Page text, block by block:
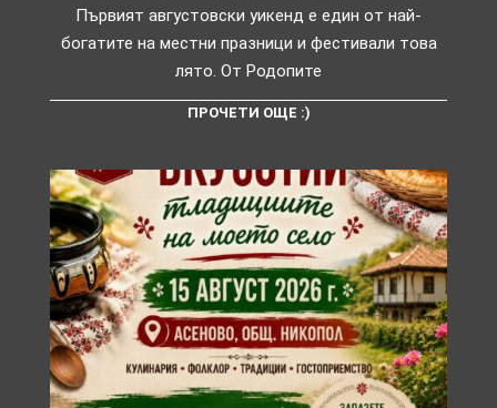
Първият августовски уикенд е един от най-
богатите на местни празници и фестивали това
лято. От Родопите
ПРОЧЕТИ ОЩЕ :)